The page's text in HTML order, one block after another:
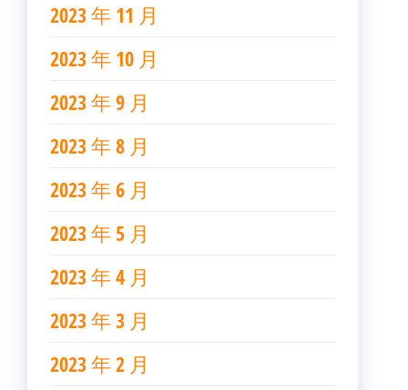
2023 年 11 月
2023 年 10 月
2023 年 9 月
2023 年 8 月
2023 年 6 月
2023 年 5 月
2023 年 4 月
2023 年 3 月
2023 年 2 月